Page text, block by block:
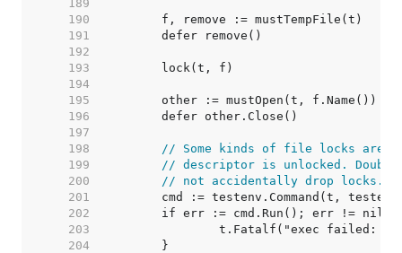
   189
   190
   191
   192
   193
   194
   195
   196
   197
   198
// Some kinds of file locks are
   199
// descriptor is unlocked. Double-
   200
// not accidentally drop locks.
   201
   202
   203
   204